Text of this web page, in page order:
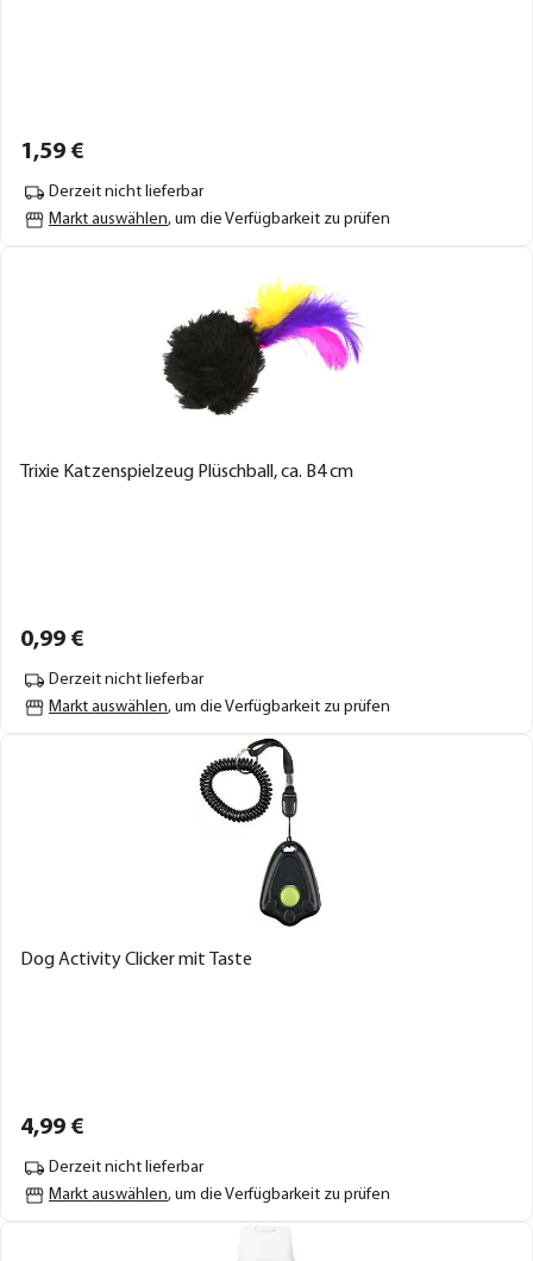
1,59 €
Derzeit nicht lieferbar
Markt auswählen, um die Verfügbarkeit zu prüfen
Trixie Katzenspielzeug Plüschball, ca. B4 cm
0,99 €
Derzeit nicht lieferbar
Markt auswählen, um die Verfügbarkeit zu prüfen
Dog Activity Clicker mit Taste
4,99 €
Derzeit nicht lieferbar
Markt auswählen, um die Verfügbarkeit zu prüfen